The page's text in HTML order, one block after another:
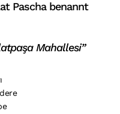
Pascha benannt
Mahallesi”